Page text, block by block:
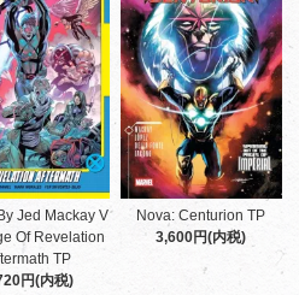
Jed Mackay V
Of Revelation
TP
円(内税)
Nova: Centurion TP
3,600円(内税)